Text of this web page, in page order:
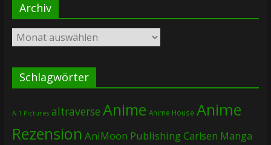
Archiv
Archiv
Schlagwörter
A-1 Pictures altraverse Anime Anime House Anime
Rezension AniMoon PublishingCarlsen Manga